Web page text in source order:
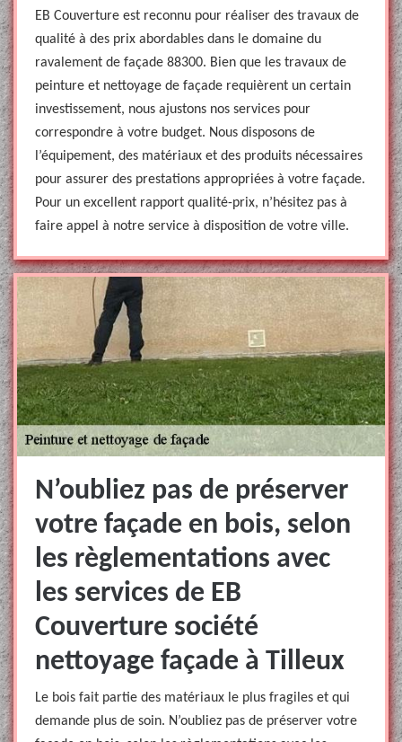
EB Couverture est reconnu pour réaliser des travaux de
qualité à des prix abordables dans le domaine du
ravalement de façade 88300. Bien que les travaux de
peinture et nettoyage de façade requièrent un certain
investissement, nous ajustons nos services pour
correspondre à votre budget. Nous disposons de
l’équipement, des matériaux et des produits nécessaires
pour assurer des prestations appropriées à votre façade.
Pour un excellent rapport qualité-prix, n’hésitez pas à
faire appel à notre service à disposition de votre ville.
N’oubliez pas de préserver
votre façade en bois, selon
les règlementations avec
les services de EB
Couverture société
nettoyage façade à Tilleux
Le bois fait partie des matériaux le plus fragiles et qui
demande plus de soin. N’oubliez pas de préserver votre